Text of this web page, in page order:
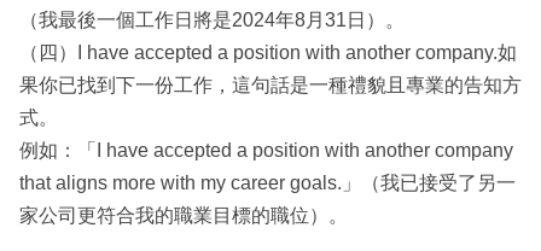
（我最後一個工作日將是2024年8月31日）。
（四）I have accepted a position with another company.如
果你已找到下一份工作，這句話是一種禮貌且專業的告知方
式。
例如：「I have accepted a position with another company
that aligns more with my career goals.」（我已接受了另一
家公司更符合我的職業目標的職位）。